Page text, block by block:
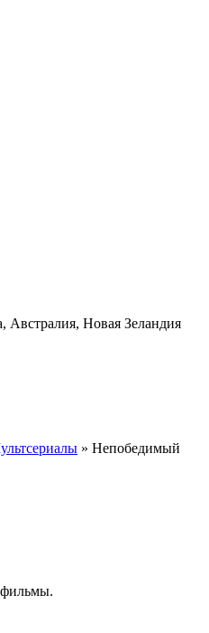
Австралия, Новая Зеландия
» Непобедимый